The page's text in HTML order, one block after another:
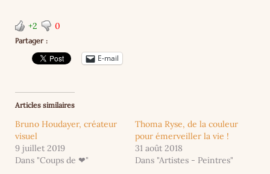
+2 0
Partager :
E-mail
Articles similaires
Bruno Houdayer, créateur
visuel
9 juillet 2019
Dans "Coups de ❤"
Thoma Ryse, de la couleur
pour émerveiller la vie !
31 août 2018
Dans "Artistes - Peintres"